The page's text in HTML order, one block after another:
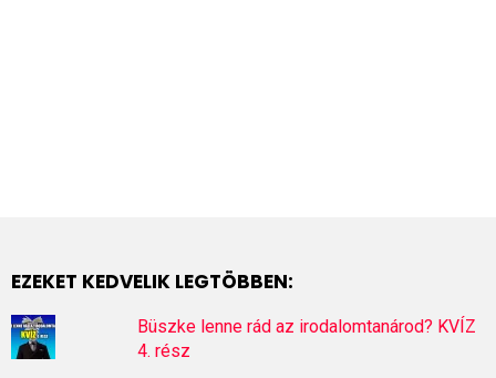
EZEKET KEDVELIK LEGTÖBBEN:
Büszke lenne rád az irodalomtanárod? KVÍZ
4. rész